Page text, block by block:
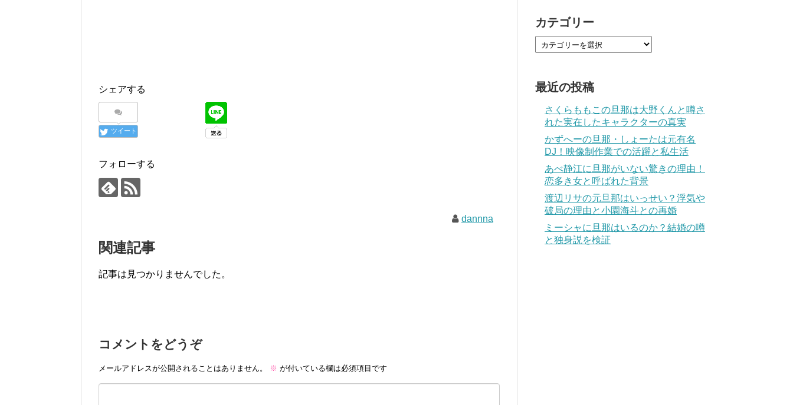
シェアする
ツイート
フォローする
dannna
関連記事
記事は見つかりませんでした。
コメントをどうぞ
メールアドレスが公開されることはありません。 ※ が付いている欄は必須項目です
カテゴリー
最近の投稿
さくらももこの旦那は大野くんと噂さ
れた実在したキャラクターの真実
かずへーの旦那・しょーたは元有名
DJ！映像制作業での活躍と私生活
あべ静江に旦那がいない驚きの理由！
恋多き女と呼ばれた背景
渡辺リサの元旦那はいっせい？浮気や
破局の理由と小園海斗との再婚
ミーシャに旦那はいるのか？結婚の噂
と独身説を検証